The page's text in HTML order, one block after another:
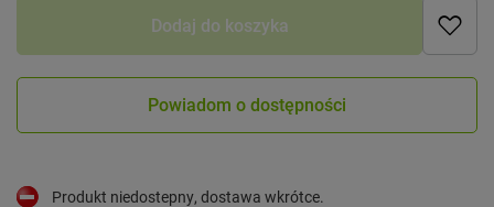
Dodaj do koszyka
Powiadom o dostępności
Produkt niedostepny, dostawa wkrótce